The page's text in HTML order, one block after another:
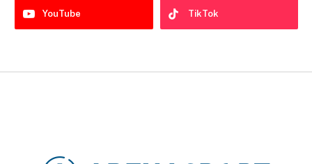
YouTube TikTok